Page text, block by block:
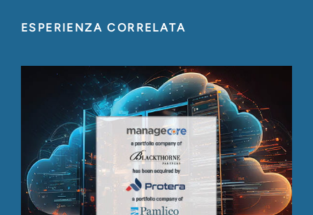
ESPERIENZA CORRELATA